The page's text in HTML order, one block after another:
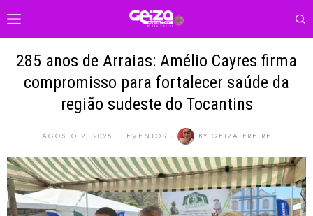
285 anos de Arraias: Amélio Cayres firma
compromisso para fortalecer saúde da
região sudeste do Tocantins
AGOSTO 2, 2025 EVENTOS BY GEIZA FREIRE